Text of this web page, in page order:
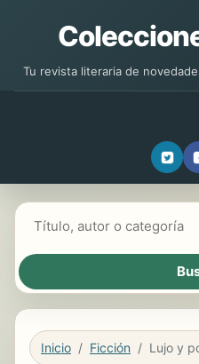
Tu revista literaria de
Inicio Ficción Lujo y